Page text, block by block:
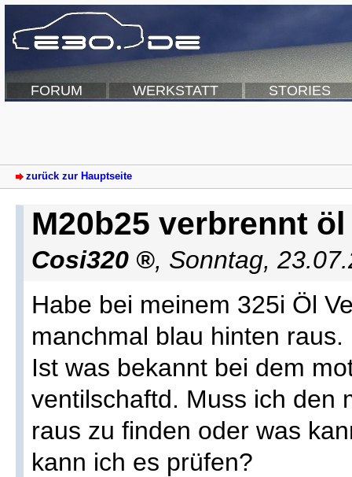
FORUM WERKSTATT STORIES
zurück zur Hauptseite
M20b25 verbrennt öl
Cosi320 , Sonntag,
Habe bei meinem 325i Öl
manchmal blau hinten raus.
Ist was bekannt bei dem
ventilschaftd. Muss ich den
raus zu finden oder was
kann ich es prüfen?